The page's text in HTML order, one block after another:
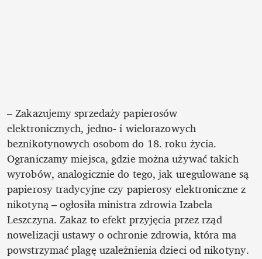
– Zakazujemy sprzedaży papierosów
elektronicznych, jedno- i wielorazowych
beznikotynowych osobom do 18. roku życia.
Ograniczamy miejsca, gdzie można używać takich
wyrobów, analogicznie do tego, jak uregulowane są
papierosy tradycyjne czy papierosy elektroniczne z
nikotyną – ogłosiła ministra zdrowia Izabela
Leszczyna. Zakaz to efekt przyjęcia przez rząd
nowelizacji ustawy o ochronie zdrowia, która ma
powstrzymać plagę uzależnienia dzieci od nikotyny.